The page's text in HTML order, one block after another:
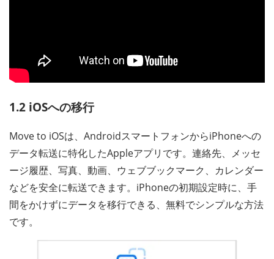
1.2 iOSへの移行
Move to iOSは、AndroidスマートフォンからiPhoneへの
データ転送に特化したAppleアプリです。連絡先、メッセ
ージ履歴、写真、動画、ウェブブックマーク、カレンダー
などを安全に転送できます。iPhoneの初期設定時に、手
間をかけずにデータを移行できる、無料でシンプルな方法
です。